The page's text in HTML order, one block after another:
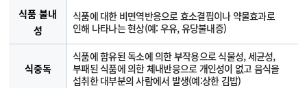
식품 불내
성
식품에 대한 비면역반응으로 효소결핍이나 약물효과로
인해 나타나는 현상(예: 우유, 유당불내증)
식중독
식품에 함유된 독소에 의한 부작용으로 식물성, 세균성,
부패된 식품에 의한 체내반응으로 개인성이 없고 음식을
섭취한 대부분의 사람에서 발생(예:상한 김밥)